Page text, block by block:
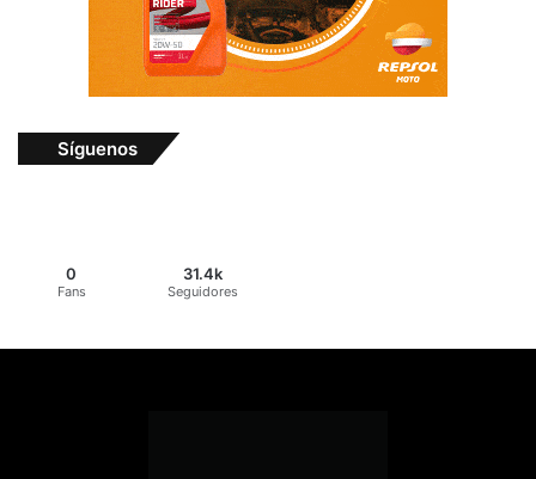
Síguenos
0
Fans
31.4k
Seguidores